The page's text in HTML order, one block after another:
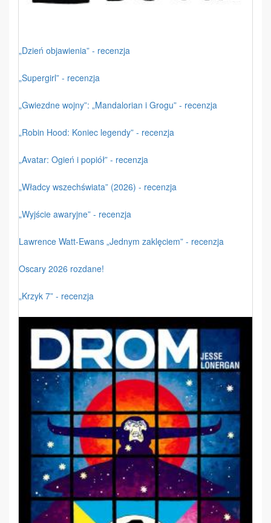
„Dzień objawienia” - recenzja
„Supergirl” - recenzja
„Gwiezdne wojny”: „Mandalorian i Grogu” - recenzja
„Robin Hood: Koniec legendy” - recenzja
„Avatar: Ogień i popiół” - recenzja
„Władcy wszechświata” (2026) - recenzja
„Wyjście awaryjne” - recenzja
Lawrence Watt-Ewans „Jednym zaklęciem” - recenzja
Oscary 2026 rozdane!
„Krzyk 7” - recenzja